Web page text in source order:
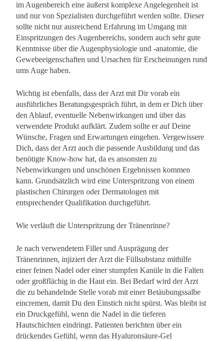
im Augenbereich eine äußerst komplexe Angelegenheit ist
und nur von Spezialisten durchgeführt werden sollte. Dieser
sollte nicht nur ausreichend Erfahrung im Umgang mit
Einspritzungen des Augenbereichs, sondern auch sehr gute
Kenntnisse über die Augenphysiologie und -anatomie, die
Gewebeeigenschaften und Ursachen für Erscheinungen rund
ums Auge haben.
Wichtig ist ebenfalls, dass der Arzt mit Dir vorab ein
ausführliches Beratungsgespräch führt, in dem er Dich über
den Ablauf, eventuelle Nebenwirkungen und über das
verwendete Produkt aufklärt. Zudem sollte er auf Deine
Wünsche, Fragen und Erwartungen eingehen. Vergewissere
Dich, dass der Arzt auch die passende Ausbildung und das
benötigte Know-how hat, da es ansonsten zu
Nebenwirkungen und unschönen Ergebnissen kommen
kann. Grundsätzlich wird eine Unterspritzung von einem
plastischen Chirurgen oder Dermatologen mit
entsprechender Qualifikation durchgeführt.
Wie verläuft die Unterspritzung der Tränenrinne?
Je nach verwendetem Filler und Ausprägung der
Tränenrinnen, injiziert der Arzt die Füllsubstanz mithilfe
einer feinen Nadel oder einer stumpfen Kanüle in die Falten
oder großflächig in die Haut ein. Bei Bedarf wird der Arzt
die zu behandelnde Stelle vorab mit einer Betäubungssalbe
eincremen, damit Du den Einstich nicht spürst. Was bleibt ist
ein Druckgefühl, wenn die Nadel in die tieferen
Hautschichten eindringt. Patienten berichten über ein
drückendes Gefühl, wenn das Hyaluronsäure-Gel